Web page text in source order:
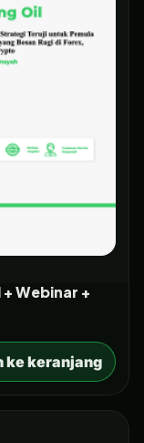
Webinar +
ke keranjang